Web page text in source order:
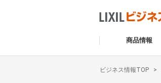
商品情報
ビジネス情報TOP